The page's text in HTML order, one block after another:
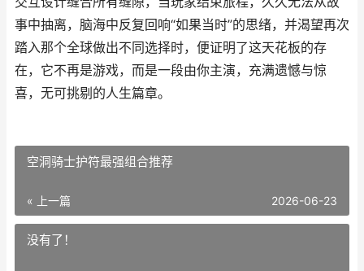
事中抽离，脑海中反复回响“如果当时”的思绪，并渴望再次
踏入那个全球做出不同选择时，便证明了这天花板的存
在，它不再是游戏，而是一段由你主演，充满遗憾与惊
喜，无可挑剔的人生篇章。
空洞骑士护符最强组合推荐
« 上一篇 2026-06-23
没有了！